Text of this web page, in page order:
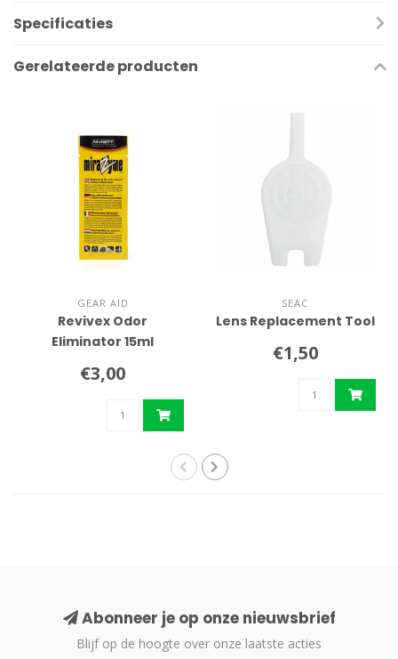
Specificaties
Gerelateerde producten
GEAR AID
Revivex Odor
Eliminator 15ml
€3,00
SEAC
Lens Replacement Tool
€1,50
Abonneer je op onze nieuwsbrief
Blijf op de hoogte over onze laatste acties